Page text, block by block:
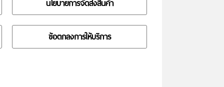
นโยบายการจัดส่งสินค้า
ข้อตกลงการให้บริการ